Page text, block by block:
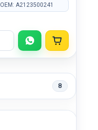
OEM: A2123500241
8